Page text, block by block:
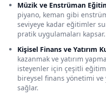
Müzik ve Enstrüman
piyano, keman gibi
seviyeye kadar eğitimler
pratik uygulamaları kapsar.
Kişisel Finans ve Yatırım
kazanmak ve yatırım
isteyenler için çeşitli
bireysel finans yönetimi ve
sağlar.